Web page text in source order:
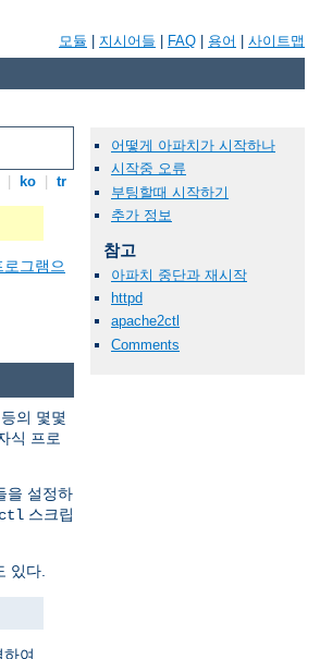
모듈 지시어들 FAQ 용어 사이트맵
ko tr
로그램으
어떻게 아파치가 시작하나
시작중 오류
부팅할때 시작하기
추가 정보
참고
아파치 중단과 재시작
httpd
apache2ctl
Comments
의 몇몇
식 프로
을 설정하
스크립
있다.
여